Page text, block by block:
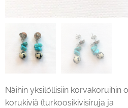
Näihin yksilöllisiin korvakoruihin
korukiviä (turkoosikivisiruja ja